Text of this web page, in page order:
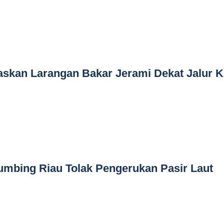
Larangan Bakar Jerami Dekat Jalur
Riau Tolak Pengerukan Pasir Laut